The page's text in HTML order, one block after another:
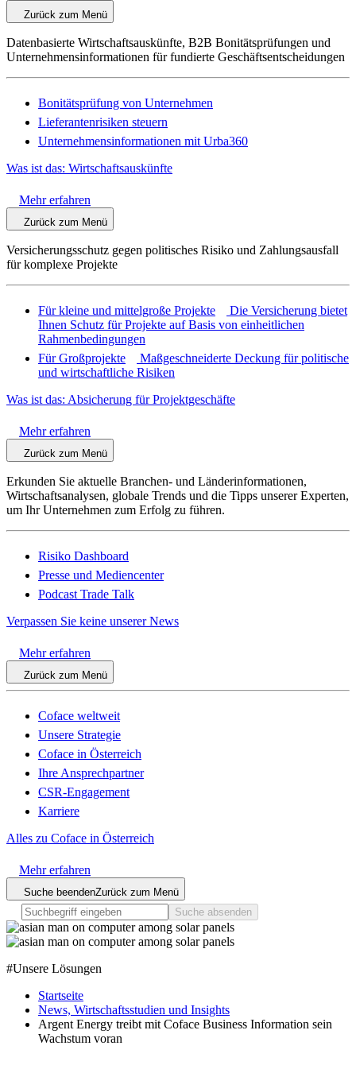
Zurück zum Menü
Datenbasierte Wirtschaftsauskünfte, B2B Bonitätsprüfungen und
Unternehmensinformationen für fundierte Geschäftsentscheidungen
Bonitätsprüfung von Unternehmen
Lieferantenrisiken steuern
Unternehmensinformationen mit Urba360
Was ist das: Wirtschaftsauskünfte
Mehr erfahren
Zurück zum Menü
Versicherungsschutz gegen politisches Risiko und Zahlungsausfall
für komplexe Projekte
Für kleine und mittelgroße Projekte
Die Versicherung bietet
Ihnen Schutz für Projekte auf Basis von einheitlichen
Rahmenbedingungen
Für Großprojekte
Maßgeschneiderte Deckung für politische
und wirtschaftliche Risiken
Was ist das: Absicherung für Projektgeschäfte
Mehr erfahren
Zurück zum Menü
Erkunden Sie aktuelle Branchen- und Länderinformationen,
Wirtschaftsanalysen, globale Trends und die Tipps unserer Experten,
um Ihr Unternehmen zum Erfolg zu führen.
Risiko Dashboard
Presse und Mediencenter
Podcast Trade Talk
Verpassen Sie keine unserer News
Mehr erfahren
Zurück zum Menü
Coface weltweit
Unsere Strategie
Coface in Österreich
Ihre Ansprechpartner
CSR-Engagement
Karriere
Alles zu Coface in Österreich
Mehr erfahren
Suche beendenZurück zum Menü
Suche absenden
#Unsere Lösungen
Startseite
News, Wirtschaftsstudien und Insights
Argent Energy treibt mit Coface Business Information sein
Wachstum voran